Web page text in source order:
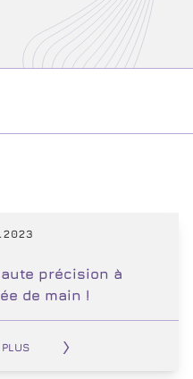
précision à
de main !